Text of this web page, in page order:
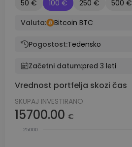
50 €
100 € 250 € 500 €
Valuta:
Bitcoin BTC
Pogostost:Tedensko
Začetni datum:pred 3 leti
Vrednost portfelja skozi čas
SKUPAJ INVESTIRANO
15700.00 €
25000